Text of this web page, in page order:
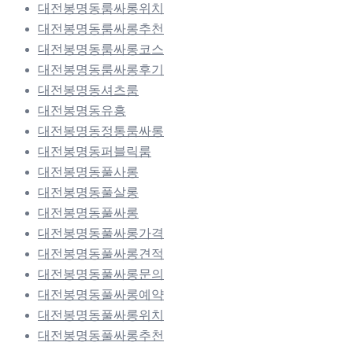
대전봉명동룸싸롱위치
대전봉명동룸싸롱추천
대전봉명동룸싸롱코스
대전봉명동룸싸롱후기
대전봉명동셔츠룸
대전봉명동유흥
대전봉명동정통룸싸롱
대전봉명동퍼블릭룸
대전봉명동풀사롱
대전봉명동풀살롱
대전봉명동풀싸롱
대전봉명동풀싸롱가격
대전봉명동풀싸롱견적
대전봉명동풀싸롱문의
대전봉명동풀싸롱예약
대전봉명동풀싸롱위치
대전봉명동풀싸롱추천